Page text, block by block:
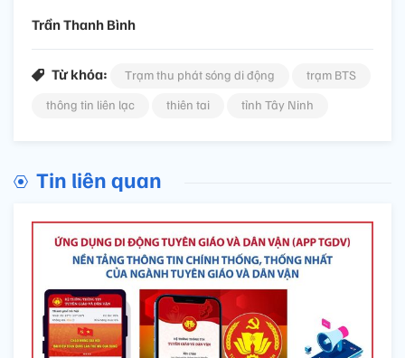
Trần Thanh Bình
Từ khóa: Trạm thu phát sóng di động
trạm BTS
thông tin liên lạc
thiên tai tỉnh Tây Ninh
Tin liên quan